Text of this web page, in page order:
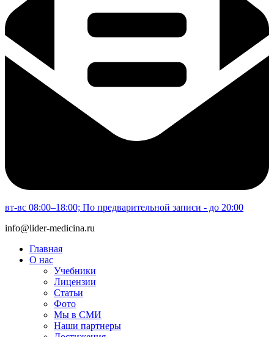
вт-вс 08:00–18:00; По предварительной записи - до 20:00
info@lider-medicina.ru
Главная
О нас
Учебники
Лицензии
Статьи
Фото
Мы в СМИ
Наши партнеры